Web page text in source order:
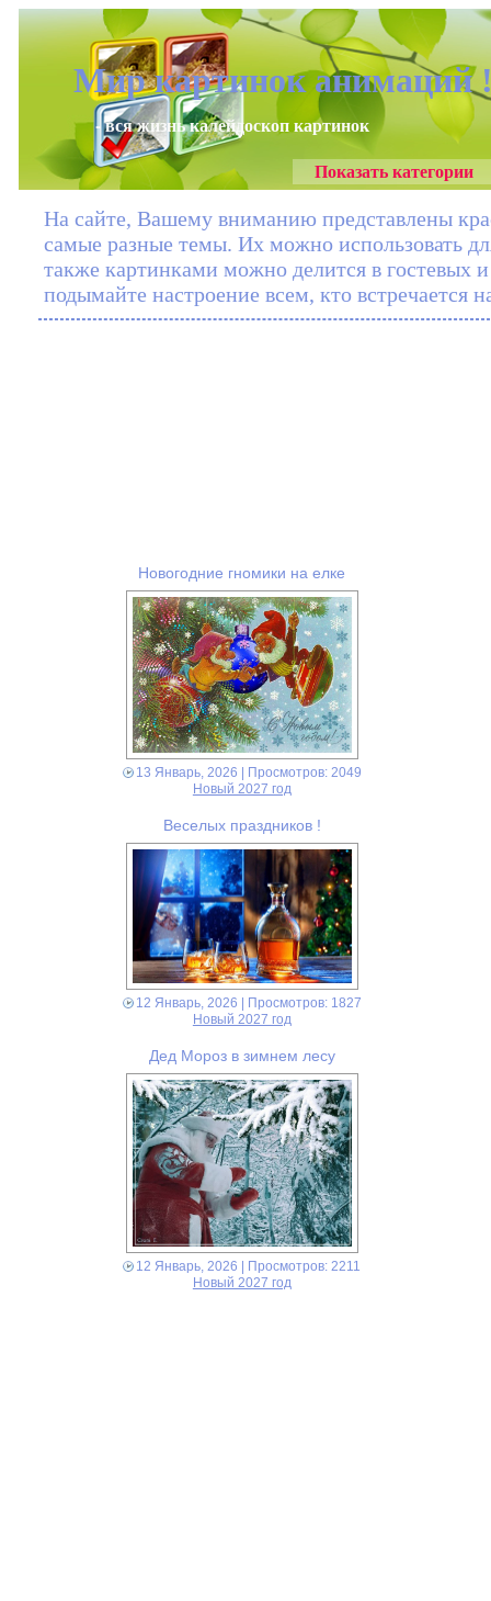
Мир картинок анимаций
- вся жизнь калейдоскоп картинок
Показать категории
На сайте, Вашему вниманию представлены
самые разные темы. Их можно использовать
также картинками можно делится в гостевых
подымайте настроение всем, кто
Новогодние гномики на елке
13 Январь, 2026 | Просмотров: 2049
Новый 2027 год
Веселых праздников !
12 Январь, 2026 | Просмотров: 1827
Новый 2027 год
Дед Мороз в зимнем лесу
12 Январь, 2026 | Просмотров: 2211
Новый 2027 год